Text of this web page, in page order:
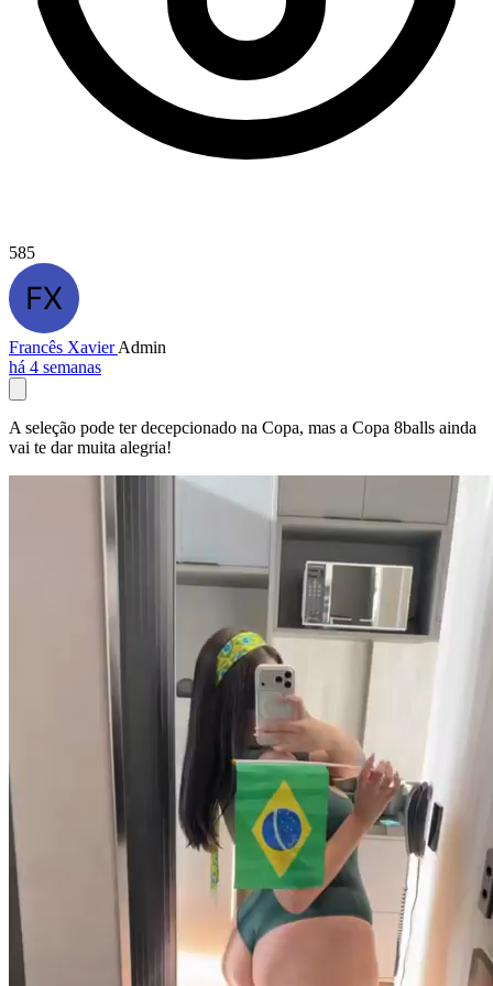
585
Francês XavierAdmin
há 4 semanas
A seleção pode ter decepcionado na Copa, mas a Copa 8balls ainda
vai te dar muita alegria!